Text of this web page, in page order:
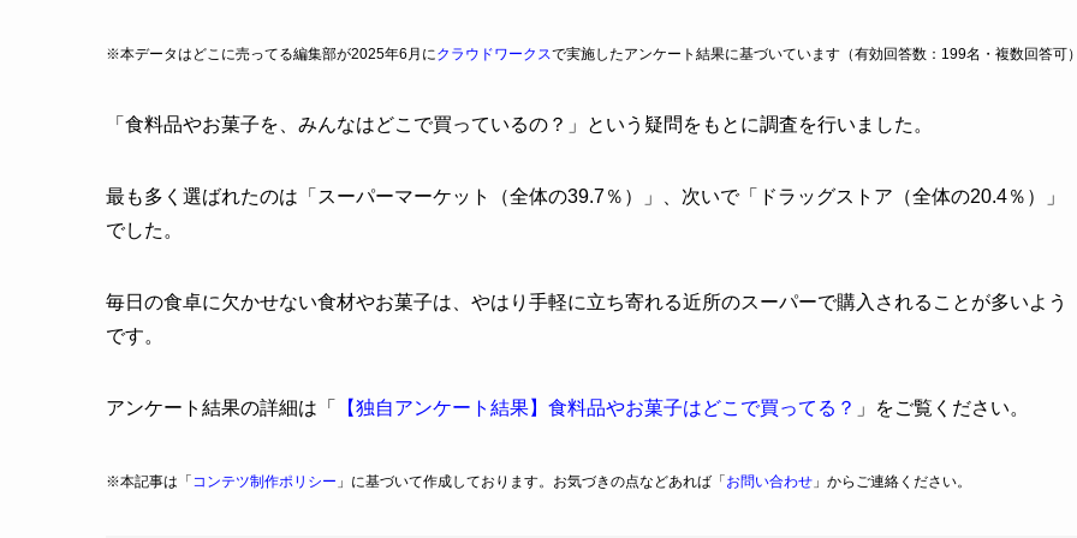
※本データはどこに売ってる編集部が2025年6月にクラウドワークスで実施したアンケート結果に基づいています（有効回答数：199名・複数回答可
「食料品やお菓子を、みんなはどこで買っているの？」という疑問をもとに調査を行いました。
最も多く選ばれたのは「スーパーマーケット（全体の39.7％）」、次いで「ドラッグストア（全体の20.4％）」
でした。
毎日の食卓に欠かせない食材やお菓子は、やはり手軽に立ち寄れる近所のスーパーで購入されることが多いよう
です。
アンケート結果の詳細は「 【独自アンケート結果】食料品やお菓子はどこで買ってる？ 」をご覧ください。
※本記事は「 コンテツ制作ポリシー 」に基づいて作成しております。お気づきの点などあれば「 お問い合わせ 」からご連絡ください。